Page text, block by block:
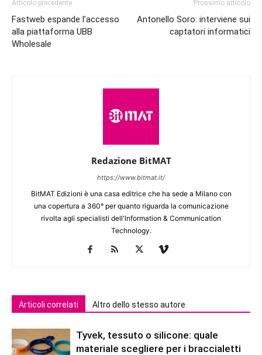
Articolo precedente
Fastweb espande l’accesso
alla piattaforma UBB
Wholesale
Prossimo articolo
Antonello Soro: interviene sui
captatori informatici
Redazione BitMAT
https://www.bitmat.it/
BitMAT Edizioni è una casa editrice che ha sede a Milano con
una copertura a 360° per quanto riguarda la comunicazione
rivolta agli specialisti dell'lnformation & Communication
Technology.
Articoli correlati Altro dello stesso autore
Tyvek, tessuto o silicone: quale
materiale scegliere per i braccialetti